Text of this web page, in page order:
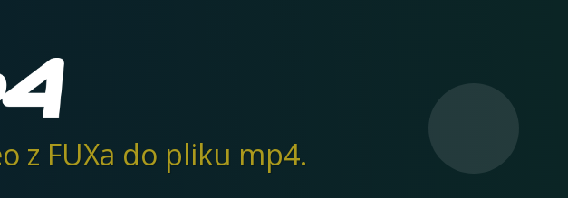
z FUXa do pliku mp4.